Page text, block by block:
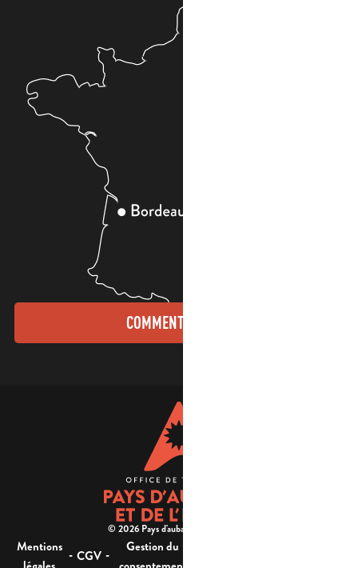
COMMENT VENIR ?
© 2026 Pays d'aubagne et de l'étoile -
Mentions - CGV -
Gestion du